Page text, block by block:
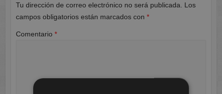
Tu dirección de correo electrónico no será publicada.
Los
campos obligatorios están marcados con *
Comentario *